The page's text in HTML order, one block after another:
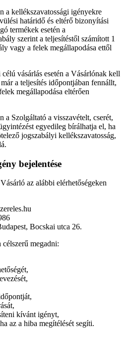
a kellékszavatossági igényekre
határidő és eltérő bizonyítási
termékek esetén a
szerint a teljesítéstől számított 1
vagy a felek megállapodása ettől
vásárlás esetén a Vásárlónak kell
a teljesítés időpontjában fennállt,
megállapodása eltérően
a Szolgáltató a visszavételt, cserét,
egyedileg bírálhatja el, ha
jogszabályi kellékszavatosság,
bejelentése
az alábbi elérhetőségeken
Bocskai utca 26.
megadni:
kívánt igényt,
az a hiba megítélését segíti.